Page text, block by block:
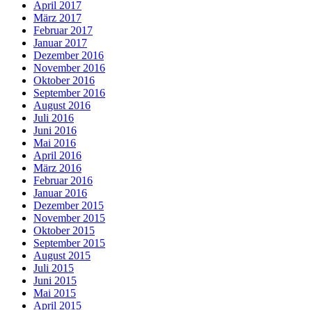
April 2017
März 2017
Februar 2017
Januar 2017
Dezember 2016
November 2016
Oktober 2016
September 2016
August 2016
Juli 2016
Juni 2016
Mai 2016
April 2016
März 2016
Februar 2016
Januar 2016
Dezember 2015
November 2015
Oktober 2015
September 2015
August 2015
Juli 2015
Juni 2015
Mai 2015
April 2015